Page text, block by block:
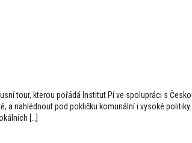
tour, kterou pořádá Institut Pí ve spolupráci s
a nahlédnout pod pokličku komunální i vysoké
[…]